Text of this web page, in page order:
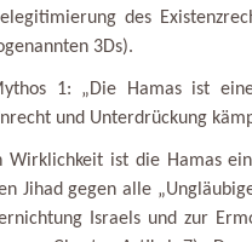
des
3Ds).
1: „Die Hamas ist
und Unterdrückung
Wirklichkeit ist die Hamas
Jihad gegen alle
Israels und zur